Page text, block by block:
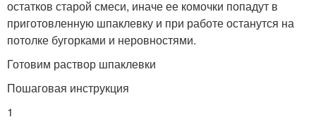
остатков старой смеси, иначе ее комочки попадут в
приготовленную шпаклевку и при работе останутся на
потолке бугорками и неровностями.
Готовим раствор шпаклевки
Пошаговая инструкция
1